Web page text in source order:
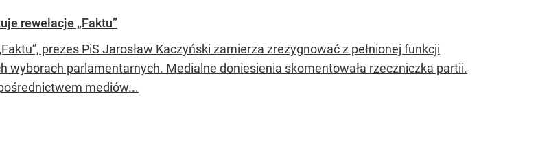
rewelacje „Faktu”
prezes PiS Jarosław Kaczyński zamierza zrezygnować z pełnionej funkcji
wyborach parlamentarnych. Medialne doniesienia skomentowała rzeczniczka partii.
mediów...